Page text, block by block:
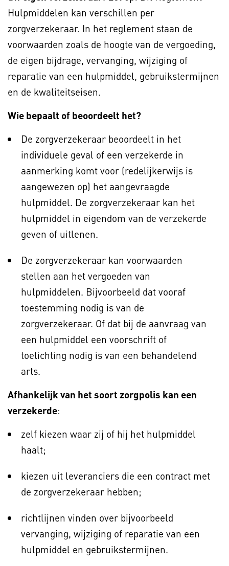
Hulpmiddelen kan verschillen per
zorgverzekeraar. In het reglement staan de
voorwaarden zoals de hoogte van de vergoeding,
de eigen bijdrage, vervanging, wijziging of
reparatie van een hulpmiddel, gebruikstermijnen
en de kwaliteitseisen.
Wie bepaalt of beoordeelt het?
De zorgverzekeraar beoordeelt in het
individuele geval of een verzekerde in
aanmerking komt voor (redelijkerwijs is
aangewezen op) het aangevraagde
hulpmiddel. De zorgverzekeraar kan het
hulpmiddel in eigendom van de verzekerde
geven of uitlenen.
De zorgverzekeraar kan voorwaarden
stellen aan het vergoeden van
hulpmiddelen. Bijvoorbeeld dat vooraf
toestemming nodig is van de
zorgverzekeraar. Of dat bij de aanvraag van
een hulpmiddel een voorschrift of
toelichting nodig is van een behandelend
arts.
Afhankelijk van het soort zorgpolis kan een
verzekerde:
zelf kiezen waar zij of hij het hulpmiddel
haalt;
kiezen uit leveranciers die een contract met
de zorgverzekeraar hebben;
richtlijnen vinden over bijvoorbeeld
vervanging, wijziging of reparatie van een
hulpmiddel en gebruikstermijnen.